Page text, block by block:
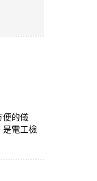
便的儀
電工檢